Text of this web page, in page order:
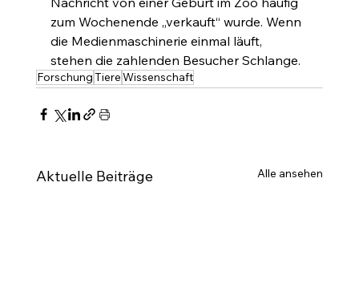
zum Wochenende „verkauft“ wurde. Wenn
die Medienmaschinerie einmal läuft,
stehen die zahlenden Besucher Schlange.
ForschungTiereWissenschaft
Aktuelle Beiträge Alle ansehen